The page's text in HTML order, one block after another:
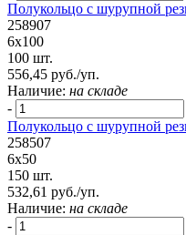
Полукольцо с шурупной
258907
6х100
100 шт.
556,45 руб./уп.
Наличие: на складе
-
Полукольцо с шурупной
258507
6х50
150 шт.
532,61 руб./уп.
Наличие: на складе
-